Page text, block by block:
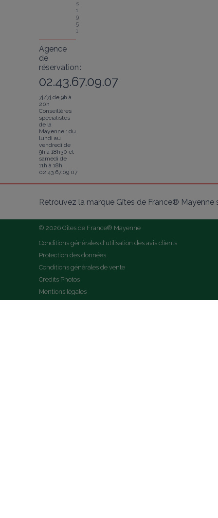
s
1
9
5
1
Agence
de
réservation :
02.43.67.09.07
7j/7j de 9h à
20h
Conseillères
spécialistes
de la
Mayenne : du
lundi au
vendredi de
9h à 18h30 et
samedi de
11h à 18h
02.43.67.09.07
Retrouvez la marque Gîtes de France® Mayenne
© 2026 Gîtes de France® Mayenne
Conditions générales d'utilisation des avis clients
Protection des données
Conditions générales de vente
Crédits Photos
Mentions légales